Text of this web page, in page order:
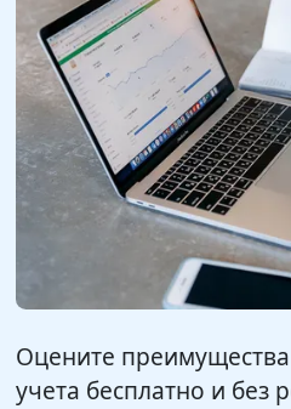
Оцените
учета бесплатно и без